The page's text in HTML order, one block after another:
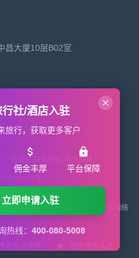
昌大厦10层B02室
用户协议
Reserved. 版权所有 山西来这网络
限公司
行社/酒店入驻
旅行，获取更多客户
佣金丰厚 平台保障
立即申请入驻
热线： 400-080-5008